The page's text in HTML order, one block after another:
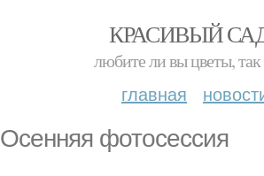
КРАСИВЫЙ
любите ли вы цветы,
главная
Осенняя фотосессия